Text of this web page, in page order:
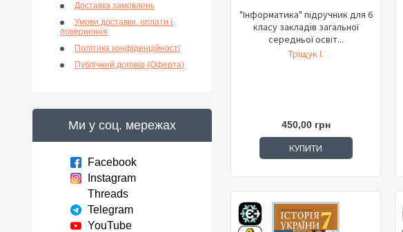
Доставка замовлень
Умови доставки, оплати і
повернення
Політика конфіденційності
Публічний договір (Оферта)
Ми у соц. мережах
Facebook
Instagram
Threads
Telegram
YouTube
"Інформатика" підручник для 6
класу закладів загальної
середньої освіт...
Тріщук І.
450,00 грн
КУПИТИ